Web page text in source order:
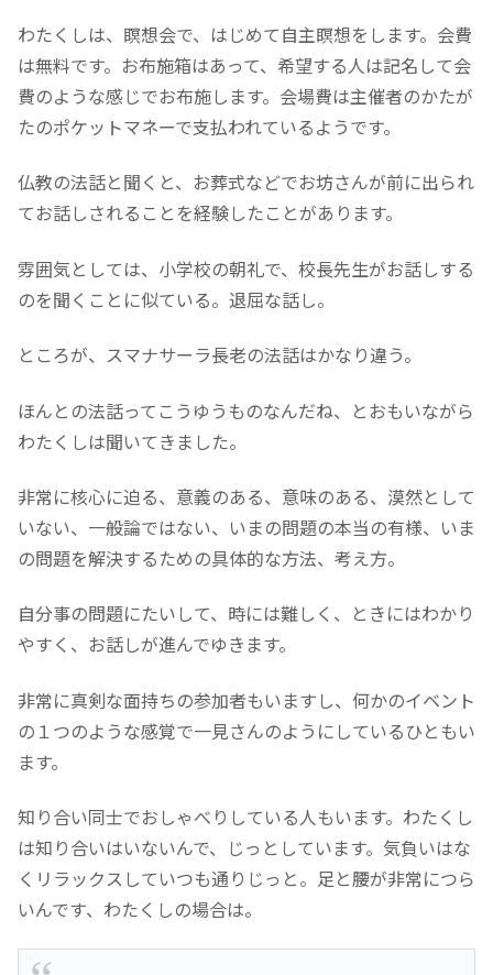
わたくしは、瞑想会で、はじめて自主瞑想をします。会費
は無料です。お布施箱はあって、希望する人は記名して会
費のような感じでお布施します。会場費は主催者のかたが
たのポケットマネーで支払われているようです。
仏教の法話と聞くと、お葬式などでお坊さんが前に出られ
てお話しされることを経験したことがあります。
雰囲気としては、小学校の朝礼で、校長先生がお話しする
のを聞くことに似ている。退屈な話し。
ところが、スマナサーラ長老の法話はかなり違う。
ほんとの法話ってこうゆうものなんだね、とおもいながら
わたくしは聞いてきました。
非常に核心に迫る、意義のある、意味のある、漠然として
いない、一般論ではない、いまの問題の本当の有様、いま
の問題を解決するための具体的な方法、考え方。
自分事の問題にたいして、時には難しく、ときにはわかり
やすく、お話しが進んでゆきます。
非常に真剣な面持ちの参加者もいますし、何かのイベント
の１つのような感覚で一見さんのようにしているひともい
ます。
知り合い同士でおしゃべりしている人もいます。わたくし
は知り合いはいないんで、じっとしています。気負いはな
くリラックスしていつも通りじっと。足と腰が非常につら
いんです、わたくしの場合は。